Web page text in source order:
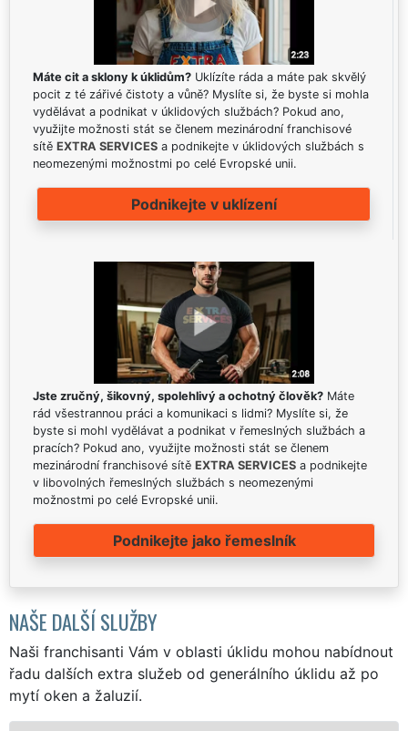
Máte cit a sklony k úklidům? Uklízíte ráda a máte pak skvělý
pocit z té zářivé čistoty a vůně? Myslíte si, že byste si mohla
vydělávat a podnikat v úklidových službách? Pokud ano,
využijte možnosti stát se členem mezinárodní franchisové
sítě EXTRA SERVICES a podnikejte v úklidových službách s
neomezenými možnostmi po celé Evropské unii.
Podnikejte v uklízení
Jste zručný, šikovný, spolehlivý a ochotný člověk? Máte
rád všestrannou práci a komunikaci s lidmi? Myslíte si, že
byste si mohl vydělávat a podnikat v řemeslných službách a
pracích? Pokud ano, využijte možnosti stát se členem
mezinárodní franchisové sítě EXTRA SERVICES a podnikejte
v libovolných řemeslných službách s neomezenými
možnostmi po celé Evropské unii.
Podnikejte jako řemeslník
NAŠE DALŠÍ SLUŽBY
Naši franchisanti Vám v oblasti úklidu mohou nabídnout
řadu dalších extra služeb od generálního úklidu až po
mytí oken a žaluzií.